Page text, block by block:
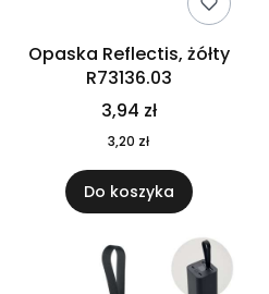
Opaska Reflectis, żółty
R73136.03
3,94 zł
3,20 zł
Do koszyka